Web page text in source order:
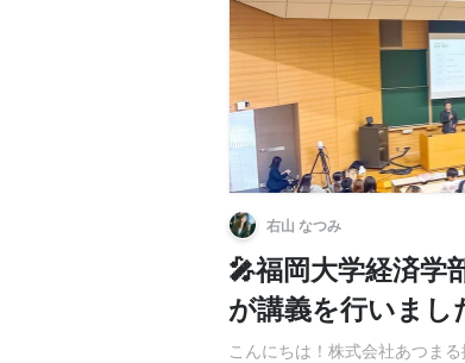
右山 なつみ
🎤福岡大学経済学
が講義を行いまし
こんにちは！株式会社あつま